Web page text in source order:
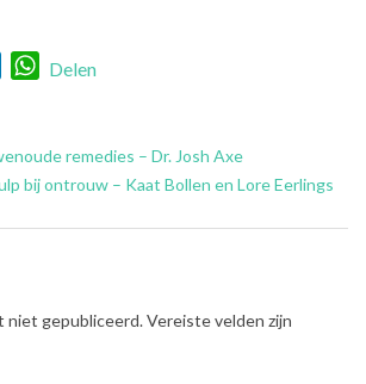
LinkedInWhatsApp
Delen
remedies – Dr. Josh Axe
bij ontrouw – Kaat Bollen en Lore Eerlings
niet gepubliceerd.Vereiste velden zijn